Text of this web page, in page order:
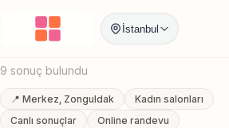
İstanbul
Anasayfa / Zonguldak / / Kadın
Merkez, Zonguldak Kadın Kuaförü
9 sonuç bulundu
📍 Merkez, Zonguldak
Kadın salonları
Canlı sonuçlar
Online randevu